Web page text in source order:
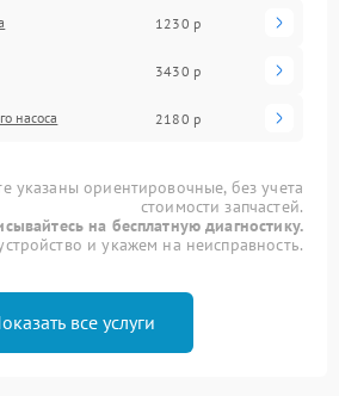
1230 р
3430 р
насоса 2180 р
указаны ориентировочные, без учета
стоимости запчастей.
на бесплатную диагностику.
и укажем на неисправность.
все услуги